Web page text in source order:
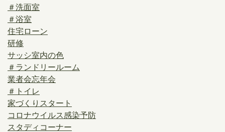
＃洗面室
＃浴室
住宅ローン
研修
サッシ室内の色
＃ランドリールーム
業者会忘年会
＃トイレ
家づくりスタート
コロナウイルス感染予防
スタディコーナー